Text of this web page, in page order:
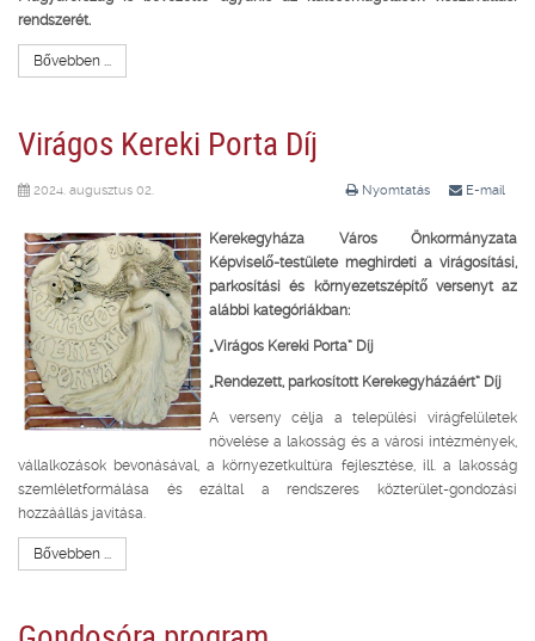
rendszerét.
Bővebben ...
Virágos Kereki Porta Díj
Nyomtatás E-mail
2024. augusztus 02.
Kerekegyháza Város Önkormányzata
Képviselő-testülete meghirdeti a virágosítási,
parkosítási és környezetszépítő versenyt az
alábbi kategóriákban:
„Virágos Kereki Porta” Díj
„Rendezett, parkosított Kerekegyházáért” Díj
A verseny célja a települési virágfelületek
növelése a lakosság és a városi intézmények,
vállalkozások bevonásával, a környezetkultúra fejlesztése, ill. a lakosság
szemléletformálása és ezáltal a rendszeres közterület-gondozási
hozzáállás javítása.
Bővebben ...